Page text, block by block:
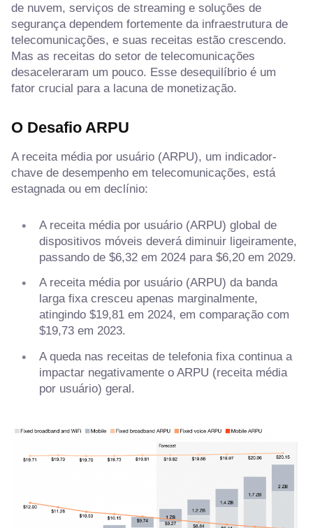
de nuvem, serviços de streaming e soluções de
segurança dependem fortemente da infraestrutura de
telecomunicações, e suas receitas estão crescendo.
Mas as receitas do setor de telecomunicações
desaceleraram um pouco. Esse desequilíbrio é um
fator crucial para a lacuna de monetização.
O Desafio ARPU
A receita média por usuário (ARPU), um indicador-
chave de desempenho em telecomunicações, está
estagnada ou em declínio:
A receita média por usuário (ARPU) global de
dispositivos móveis deverá diminuir ligeiramente,
passando de $6,32 em 2024 para $6,20 em 2029.
A receita média por usuário (ARPU) da banda
larga fixa cresceu apenas marginalmente,
atingindo $19,81 em 2024, em comparação com
$19,73 em 2023.
A queda nas receitas de telefonia fixa continua a
impactar negativamente o ARPU (receita média
por usuário) geral.